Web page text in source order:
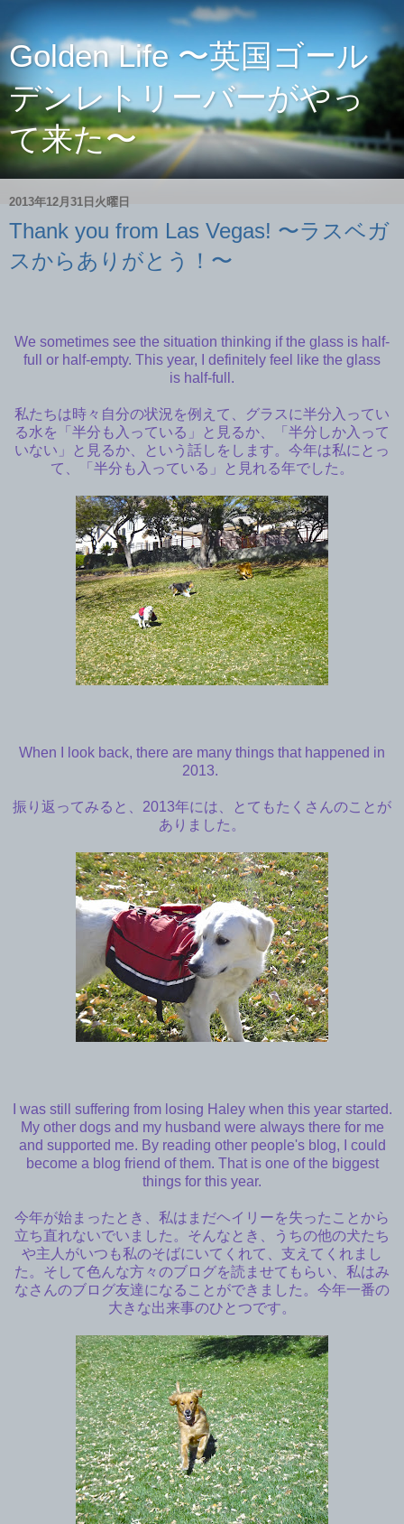
Golden Life 〜英国ゴール
デンレトリーバーがやっ
て来た〜
2013年12月31日火曜日
Thank you from Las Vegas! 〜ラスベガ
スからありがとう！〜
We sometimes see the situation thinking if the glass is half-
full or half-empty. This year, I definitely feel like the glass
is half-full.
私たちは時々自分の状況を例えて、グラスに半分入ってい
る水を「半分も入っている」と見るか、「半分しか入って
いない」と見るか、という話しをします。今年は私にとっ
て、「半分も入っている」と見れる年でした。
When I look back, there are many things that happened in
2013.
振り返ってみると、2013年には、とてもたくさんのことが
ありました。
I was still suffering from losing Haley when this year started.
My other dogs and my husband were always there for me
and supported me. By reading other people's blog, I could
become a blog friend of them. That is one of the biggest
things for this year.
今年が始まったとき、私はまだヘイリーを失ったことから
立ち直れないでいました。そんなとき、うちの他の犬たち
や主人がいつも私のそばにいてくれて、支えてくれまし
た。そして色んな方々のブログを読ませてもらい、私はみ
なさんのブログ友達になることができました。今年一番の
大きな出来事のひとつです。